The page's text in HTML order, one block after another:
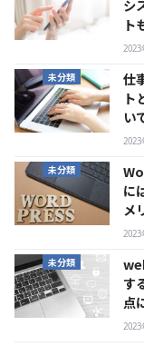
シ
ト
2023
未分類
仕
ト
い
2023
未分類
に
メ
2023
未分類
す
点
2023